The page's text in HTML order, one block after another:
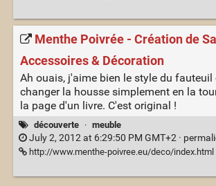
Menthe Poivrée - Création de
Accessoires & Décoration
Ah ouais, j'aime bien le style du fauteuil
changer la housse simplement en la
la page d'un livre. C'est original !
découverte · meuble
July 2, 2012 at 6:29:50 PM GMT+2 ·
http://www.menthe-poivree.eu/deco/index.html